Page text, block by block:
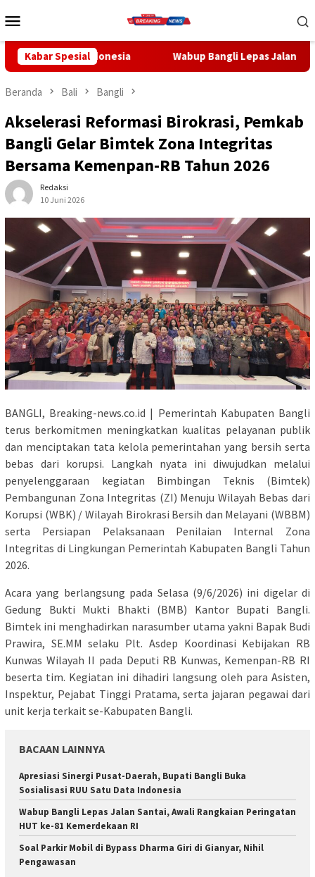
ke
Mobile
Kabar SpesialWabup Bangli Lepas Jalan Santai, Awali
Beranda Bali Bangli
Akselerasi Reformasi Birokrasi, Pemkab
Bangli Gelar Bimtek Zona Integritas
Bersama Kemenpan-RB Tahun 2026
Redaksi
10 Juni 2026
BANGLI, Breaking-news.co.id | Pemerintah Kabupaten Bangli
terus berkomitmen meningkatkan kualitas pelayanan publik
dan menciptakan tata kelola pemerintahan yang bersih serta
bebas dari korupsi. Langkah nyata ini diwujudkan melalui
penyelenggaraan kegiatan Bimbingan Teknis (Bimtek)
Pembangunan Zona Integritas (ZI) Menuju Wilayah Bebas dari
Korupsi (WBK) / Wilayah Birokrasi Bersih dan Melayani (WBBM)
serta Persiapan Pelaksanaan Penilaian Internal Zona
Integritas di Lingkungan Pemerintah Kabupaten Bangli Tahun
2026.
Acara yang berlangsung pada Selasa (9/6/2026) ini digelar di
Gedung Bukti Mukti Bhakti (BMB) Kantor Bupati Bangli.
Bimtek ini menghadirkan narasumber utama yakni Bapak Budi
Prawira, SE.MM selaku Plt. Asdep Koordinasi Kebijakan RB
Kunwas Wilayah II pada Deputi RB Kunwas, Kemenpan-RB RI
beserta tim. Kegiatan ini dihadiri langsung oleh para Asisten,
Inspektur, Pejabat Tinggi Pratama, serta jajaran pegawai dari
unit kerja terkait se-Kabupaten Bangli.
BACAAN LAINNYA
Apresiasi Sinergi Pusat-Daerah, Bupati Bangli Buka
Sosialisasi RUU Satu Data Indonesia
Wabup Bangli Lepas Jalan Santai, Awali Rangkaian Peringatan
HUT ke-81 Kemerdekaan RI
Soal Parkir Mobil di Bypass Dharma Giri di Gianyar, Nihil
Pengawasan